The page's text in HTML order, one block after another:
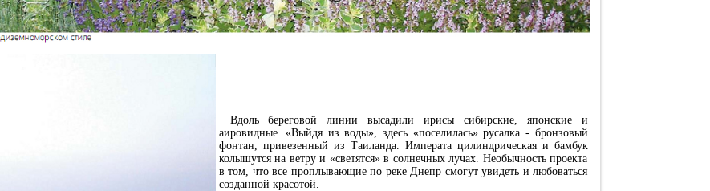
Вдоль береговой линии высадили ирисы сибирские, японские и
аировидные. «Выйдя из воды», здесь «поселилась» русалка - бронзовый
фонтан, привезенный из Таиланда. Императа цилиндрическая и бамбук
колышутся на ветру и «светятся» в солнечных лучах. Необычность проекта
в том, что все проплывающие по реке Днепр смогут увидеть и любоваться
созданной красотой.